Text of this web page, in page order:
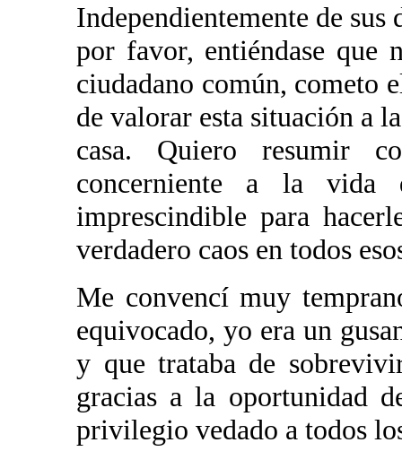
Independientemente de sus
por favor, entiéndase que
ciudadano común, cometo
de valorar esta situación a
casa. Quiero resumir
concerniente a la
imprescindible para
verdadero caos en todos
Me convencí muy
equivocado, yo era un
y que trataba de
gracias a la oportunidad
privilegio vedado a todos